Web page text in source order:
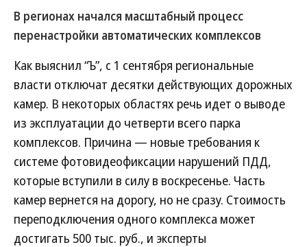
В регионах начался масштабный процесс
перенастройки автоматических комплексов
Как выяснил “Ъ”, с 1 сентября региональные
власти отключат десятки действующих дорожных
камер. В некоторых областях речь идет о выводе
из эксплуатации до четверти всего парка
комплексов. Причина — новые требования к
системе фотовидеофиксации нарушений ПДД,
которые вступили в силу в воскресенье. Часть
камер вернется на дорогу, но не сразу. Стоимость
переподключения одного комплекса может
достигать 500 тыс. руб., и эксперты